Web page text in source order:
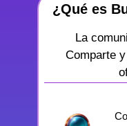
¿Qué es
La
Comparte